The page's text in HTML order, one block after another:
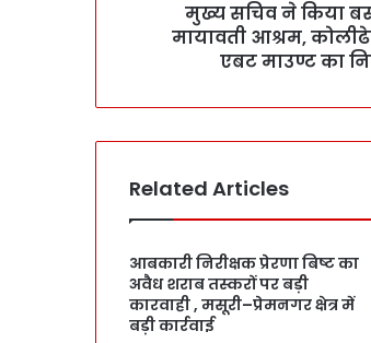
मुख्य सचिव ने किया
मायावती आश्रम,
एबट माउण्ट का
Related Articles
आबकारी निरीक्षक प्रेरणा बिष्ट का
अवैध शराब तस्करों पर बड़ी
कारवाही , मसूरी–प्रेमनगर क्षेत्र में
बड़ी कार्रवाई